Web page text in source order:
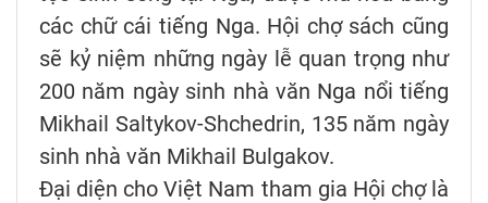
các chữ cái tiếng Nga. Hội chợ sách cũng
sẽ kỷ niệm những ngày lễ quan trọng như
200 năm ngày sinh nhà văn Nga nổi tiếng
Mikhail Saltykov-Shchedrin, 135 năm ngày
sinh nhà văn Mikhail Bulgakov.
Đại diện cho Việt Nam tham gia Hội chợ là